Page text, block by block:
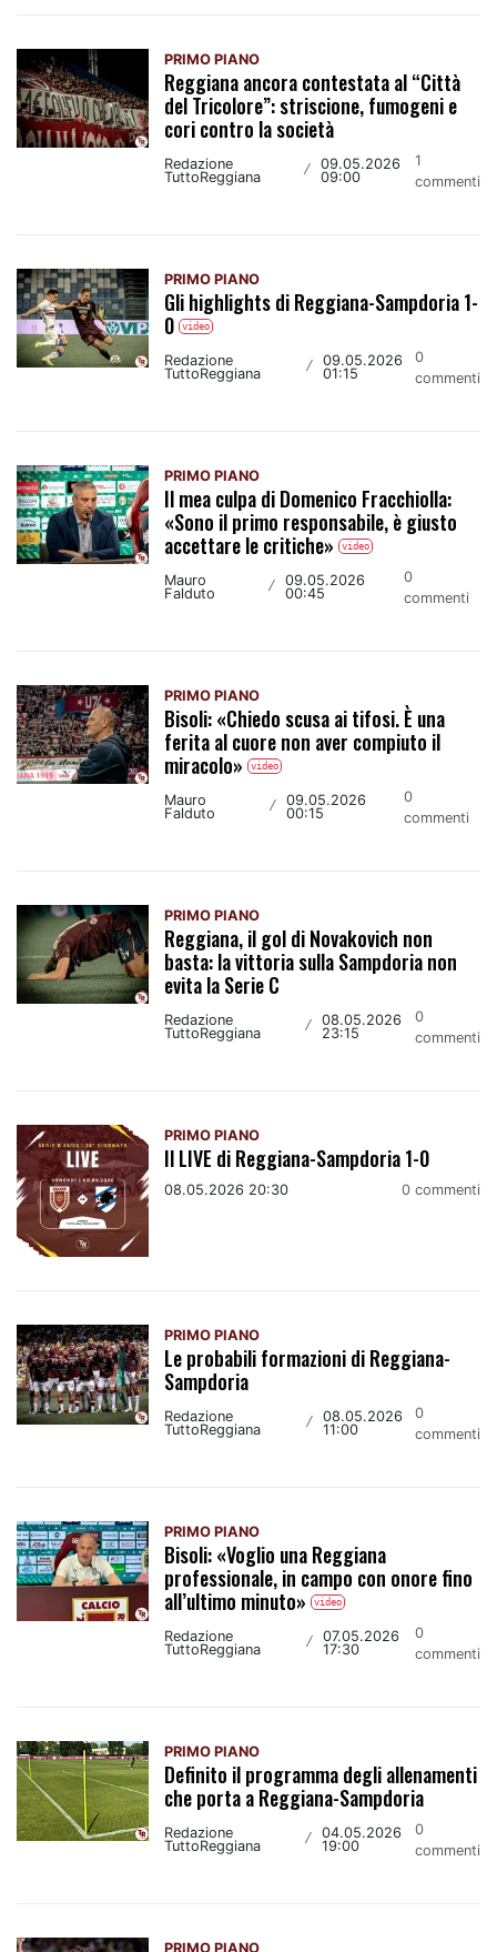
PRIMO PIANO
Reggiana ancora contestata al “Città
del Tricolore”: striscione, fumogeni e
cori contro la società
Redazione
TuttoReggiana
/ 09.05.2026
09:00
1
commenti
PRIMO PIANO
Gli highlights di Reggiana-Sampdoria 1-
0 video
Redazione
TuttoReggiana
/ 09.05.2026
01:15
0
commenti
PRIMO PIANO
Il mea culpa di Domenico Fracchiolla:
«Sono il primo responsabile, è giusto
accettare le critiche» video
Mauro
Falduto
/ 09.05.2026
00:45
0
commenti
PRIMO PIANO
Bisoli: «Chiedo scusa ai tifosi. È una
ferita al cuore non aver compiuto il
miracolo» video
Mauro
Falduto
/ 09.05.2026
00:15
0
commenti
PRIMO PIANO
Reggiana, il gol di Novakovich non
basta: la vittoria sulla Sampdoria non
evita la Serie C
Redazione
TuttoReggiana
/ 08.05.2026
23:15
0
commenti
PRIMO PIANO
Il LIVE di Reggiana-Sampdoria 1-0
08.05.2026 20:30 0 commenti
PRIMO PIANO
Le probabili formazioni di Reggiana-
Sampdoria
Redazione
TuttoReggiana
/ 08.05.2026
11:00
0
commenti
PRIMO PIANO
Bisoli: «Voglio una Reggiana
professionale, in campo con onore fino
all’ultimo minuto» video
Redazione
TuttoReggiana
/
07.05.2026
17:30
0
commenti
PRIMO PIANO
Definito il programma degli allenamenti
che porta a Reggiana-Sampdoria
Redazione
TuttoReggiana
/ 04.05.2026
19:00
0
commenti
PRIMO PIANO